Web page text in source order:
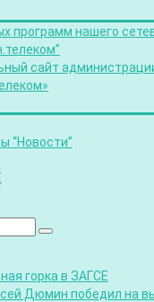
программ нашего
сайт
“Новости”
горка в ЗАГСЕ
Дюмин победил на